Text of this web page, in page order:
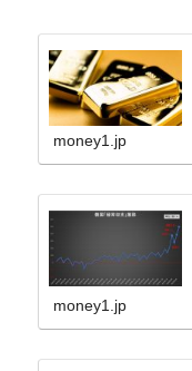
money1.jp
money1.jp